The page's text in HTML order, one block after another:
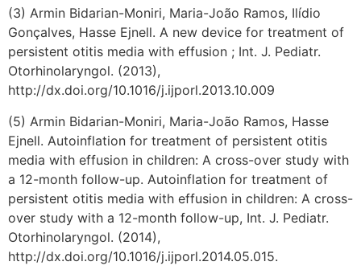
(3) Armin Bidarian-Moniri, Maria-João Ramos, Ilídio
Gonçalves, Hasse Ejnell. A new device for treatment of
persistent otitis media with effusion ; Int. J. Pediatr.
Otorhinolaryngol. (2013),
http://dx.doi.org/10.1016/j.ijporl.2013.10.009
(5) Armin Bidarian-Moniri, Maria-João Ramos, Hasse
Ejnell. Autoinflation for treatment of persistent otitis
media with effusion in children: A cross-over study with
a 12-month follow-up. Autoinflation for treatment of
persistent otitis media with effusion in children: A cross-
over study with a 12-month follow-up, Int. J. Pediatr.
Otorhinolaryngol. (2014),
http://dx.doi.org/10.1016/j.ijporl.2014.05.015.